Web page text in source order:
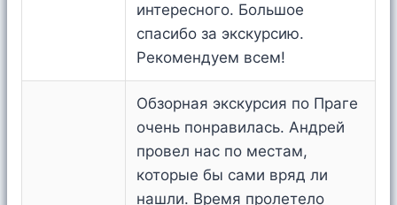
интересного. Большое
спасибо за экскурсию.
Рекомендуем всем!
Обзорная экскурсия по Праге
очень понравилась. Андрей
провел нас по местам,
которые бы сами вряд ли
нашли. Время пролетело